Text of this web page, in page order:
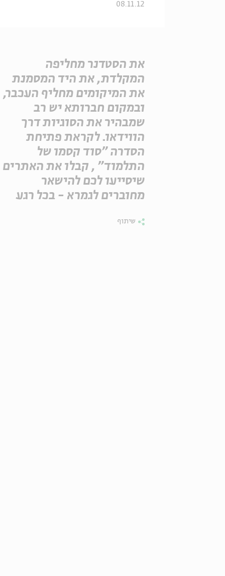
08.11.12
את הסטדנר מחליפה
המקלדת, את היד המסמנת
את המיקומים מחליף העכבר,
ובמקום חברותא יש רב
שמבהיר את הסוגיות דרך
הווידאו. לקראת פתיחת
הסדרה "סוד קסמו של
התלמוד" , קבלו את האתרים
שיסייעו לכם להישאר
מחוברים לגמרא - בכל רגע
שיתוף